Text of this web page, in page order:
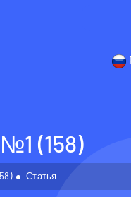
(158)
Статья